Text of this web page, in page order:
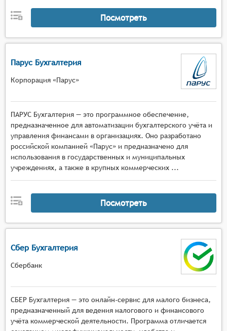
Посмотреть
Парус Бухгалтерия
Корпорация «Парус»
ПАРУС Бухгалтерия — это программное обеспечение,
предназначенное для автоматизации бухгалтерского учёта и
управления финансами в организациях. Оно разработано
российской компанией «Парус» и предназначено для
использования в государственных и муниципальных
учреждениях, а также в крупных коммерческих ...
Посмотреть
Сбер Бухгалтерия
Сбербанк
СБЕР Бухгалтерия — это онлайн-сервис для малого бизнеса,
предназначенный для ведения налогового и финансового
учёта коммерческой деятельности. Программа отличается